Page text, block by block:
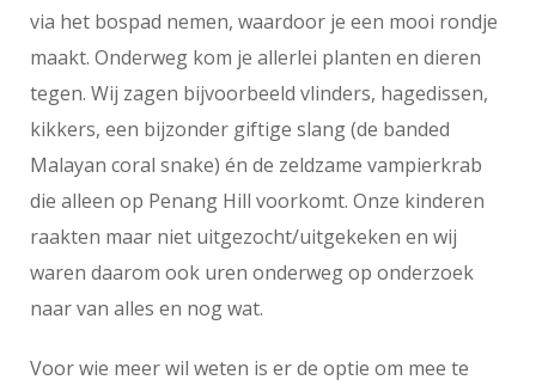
via het bospad nemen, waardoor je een mooi rondje
maakt. Onderweg kom je allerlei planten en dieren
tegen. Wij zagen bijvoorbeeld vlinders, hagedissen,
kikkers, een bijzonder giftige slang (de banded
Malayan coral snake) én de zeldzame vampierkrab
die alleen op Penang Hill voorkomt. Onze kinderen
raakten maar niet uitgezocht/uitgekeken en wij
waren daarom ook uren onderweg op onderzoek
naar van alles en nog wat.
Voor wie meer wil weten is er de optie om mee te